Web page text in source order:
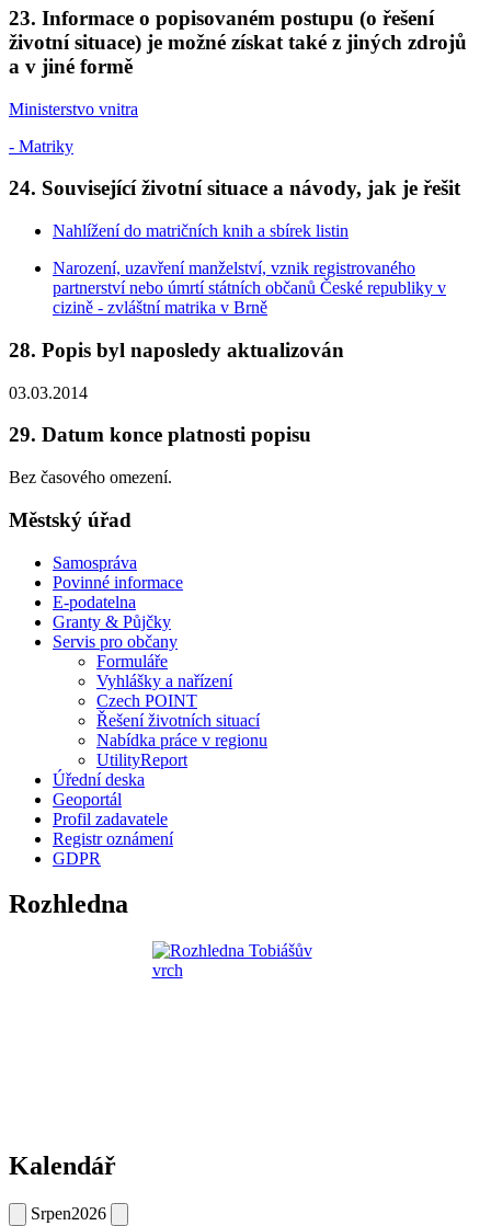
23. Informace o popisovaném postupu (o řešení
životní situace) je možné získat také z jiných zdrojů
a v jiné formě
Ministerstvo vnitra
- Matriky
24. Související životní situace a návody, jak je řešit
Nahlížení do matričních knih a sbírek listin
Narození, uzavření manželství, vznik registrovaného
partnerství nebo úmrtí státních občanů České republiky v
cizině - zvláštní matrika v Brně
28. Popis byl naposledy aktualizován
03.03.2014
29. Datum konce platnosti popisu
Bez časového omezení.
Městský úřad
Samospráva
Povinné informace
E-podatelna
Granty & Půjčky
Servis pro občany
Formuláře
Vyhlášky a nařízení
Czech POINT
Řešení životních situací
Nabídka práce v regionu
UtilityReport
Úřední deska
Geoportál
Profil zadavatele
Registr oznámení
GDPR
Rozhledna
Kalendář
Srpen2026